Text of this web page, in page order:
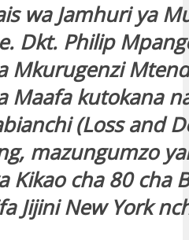
wa Jamhuri ya
Dkt. Philip
Mkurugenzi
Maafa kutokana
(Loss and
mazungumzo
Kikao cha 80 cha
Jijini New York